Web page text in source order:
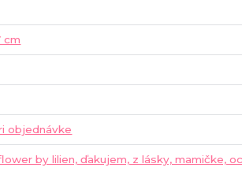
cm
objednávke
by lilien, ďakujem, z lásky, mamičke,